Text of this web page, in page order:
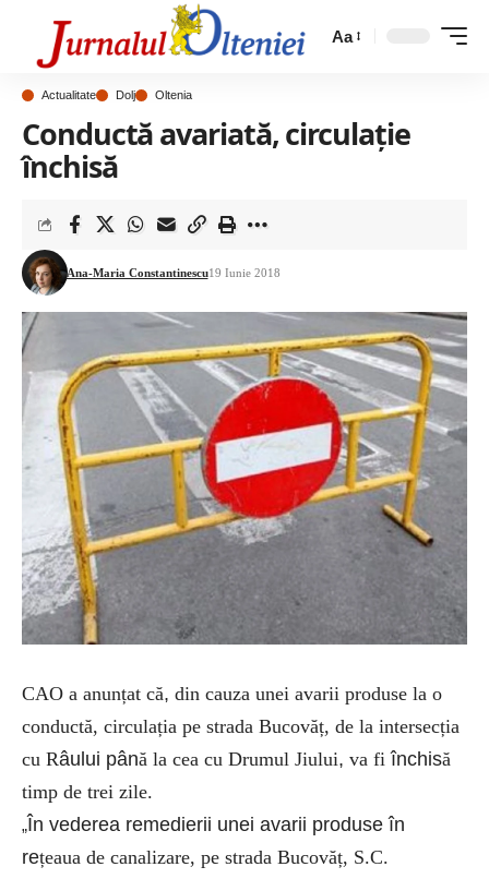
Aa
Actualitate Dolj Oltenia
Conductă avariată, circulație
închisă
Ana-Maria Constantinescu19 Iunie 2018
CAO a anunțat că, din cauza unei avarii produse la o
conductă, circulația pe strada Bucovăț, de la intersecția
cu Râului până la cea cu Drumul Jiului, va fiînchisă
timp de trei zile.
„În vederea remedierii unei avarii produse în
rețeaua de canalizare, pe strada Bucovăț, S.C.